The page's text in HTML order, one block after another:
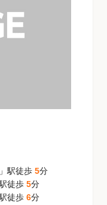
」駅徒歩 5分
徒歩 5分
徒歩 6分